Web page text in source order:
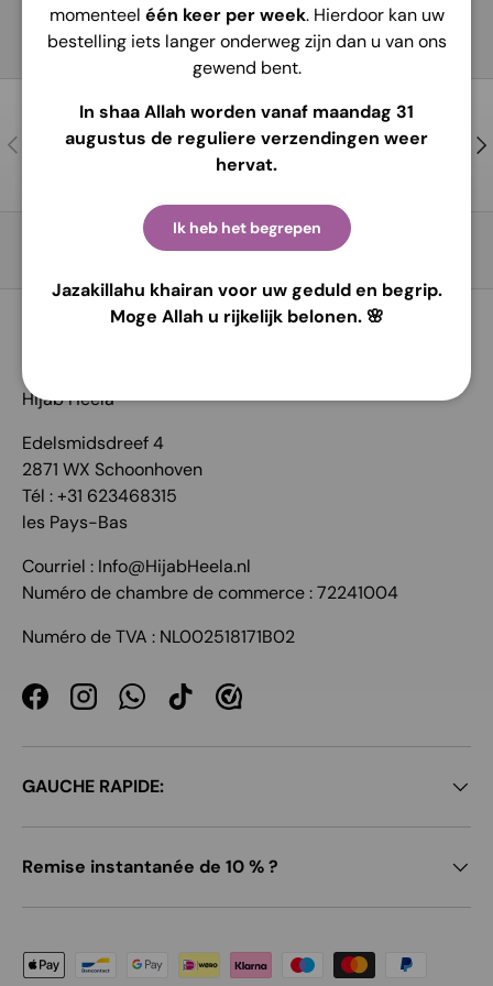
momenteel één keer per week. Hierdoor kan uw
bestelling iets langer onderweg zijn dan u van ons
gewend bent.
In shaa Allah worden vanaf maandag 31
augustus de reguliere verzendingen weer
hervat.
Ik heb het begrepen
Jazakillahu khairan voor uw geduld en begrip.
Moge Allah u rijkelijk belonen. 🌸
Précédent
Contactez-nous
Pour de l’aide et des conseils !
Retour en haut
Hijab Heela
Edelsmidsdreef 4
2871 WX Schoonhoven
Tél : +31 623468315
les Pays-Bas
Courriel : Info@HijabHeela.nl
Numéro de chambre de commerce : 72241004
Numéro de TVA : NL002518171B02
FacebookInstagramWhatsApp
TikTok
GAUCHE RAPIDE:
Remise instantanée de 10 % ?
Moyens de paiement acceptés